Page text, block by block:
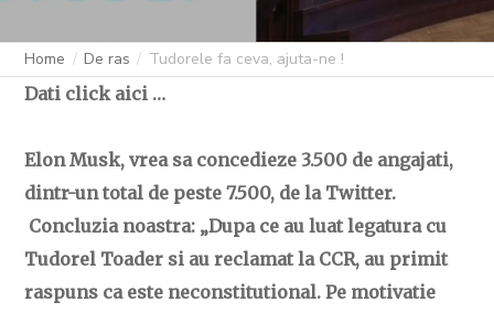
Home De ras Tudorele fa ceva, ajuta-ne !
Dati click aici …
Elon Musk, vrea sa concedieze 3.500 de angajati,
dintr-un total de peste 7.500, de la Twitter.
Concluzia noastra: „Dupa ce au luat legatura cu
Tudorel Toader si au reclamat la CCR, au primit
raspuns ca este neconstitutional. Pe motivatie